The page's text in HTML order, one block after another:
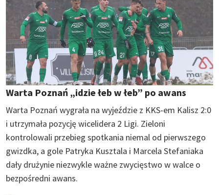
Warta Poznań „idzie łeb w łeb” po awans
Warta Poznań wygrała na wyjeździe z KKS-em Kalisz 2:0
i utrzymała pozycję wicelidera 2 Ligi. Zieloni
kontrolowali przebieg spotkania niemal od pierwszego
gwizdka, a gole Patryka Kusztala i Marcela Stefaniaka
dały drużynie niezwykle ważne zwycięstwo w walce o
bezpośredni awans.